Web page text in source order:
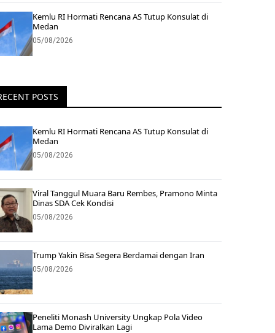
Kemlu RI Hormati Rencana AS Tutup Konsulat di
Medan
05/08/2026
POSTS
Kemlu RI Hormati Rencana AS Tutup Konsulat di
Medan
05/08/2026
Viral Tanggul Muara Baru Rembes, Pramono Minta
Dinas SDA Cek Kondisi
05/08/2026
Trump Yakin Bisa Segera Berdamai dengan Iran
05/08/2026
Peneliti Monash University Ungkap Pola Video
Lama Demo Diviralkan Lagi